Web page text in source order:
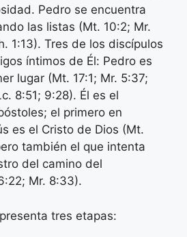
Pedro se encuentra
las listas (Mt. 10:2; Mr.
1:13). Tres de los discípulos
íntimos de Él: Pedro es
lugar (Mt. 17:1; Mr. 5:37;
8:51; 9:28). Él es el
el primero en
es el Cristo de Dios (Mt.
también el que intenta
del camino del
Mr. 8:33).
tres etapas: